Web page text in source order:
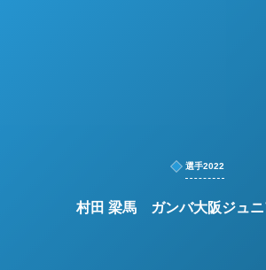
選手2022
村田 梁馬 ガンバ大阪ジュニ